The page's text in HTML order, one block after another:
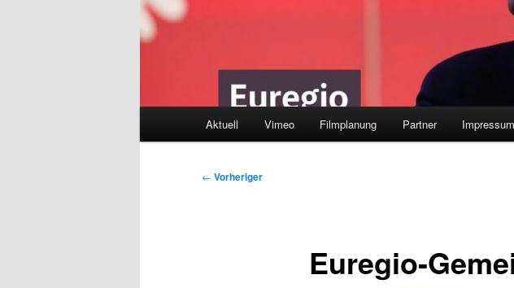
Aktuell Vimeo Filmplanung Partner Impressum
Beitragsnavigation
← Vorheriger
Euregio-